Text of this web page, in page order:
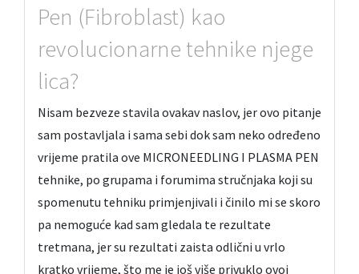
Pen (Fibroblast) kao
revolucionarne tehnike njege
lica?
Nisam bezveze stavila ovakav naslov, jer ovo pitanje
sam postavljala i sama sebi dok sam neko određeno
vrijeme pratila ove MICRONEEDLING I PLASMA PEN
tehnike, po grupama i forumima stručnjaka koji su
spomenutu tehniku primjenjivali i činilo mi se skoro
pa nemoguće kad sam gledala te rezultate
tretmana, jer su rezultati zaista odlični u vrlo
kratko vrijeme, što me je još više privuklo ovoj